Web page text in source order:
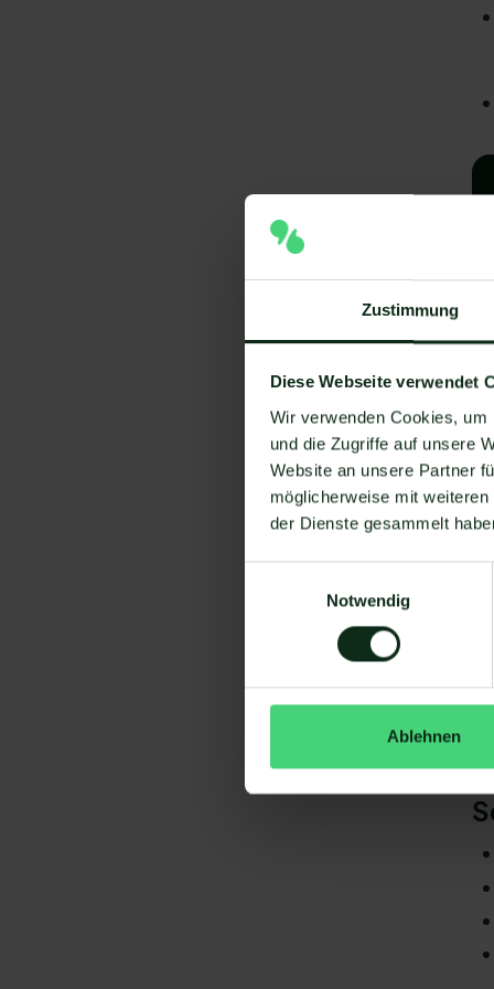
Zustimmung
Diese Webseite verwendet
Wir verwenden Cookies,
und die Zugriffe auf unsere
Website an unsere Partner
möglicherweise mit
der Dienste gesammelt
Notwendig
Ablehnen